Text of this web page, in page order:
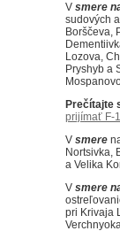
V smere
sudových
Borščeva,
Lozova,
Pryshyb a
Prečítajte
prijímať F-
V smere
Nortsivka,
a Velika
V smere
pri Krivaja